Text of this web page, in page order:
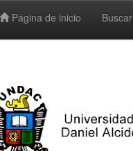
Página de inicio Buscar